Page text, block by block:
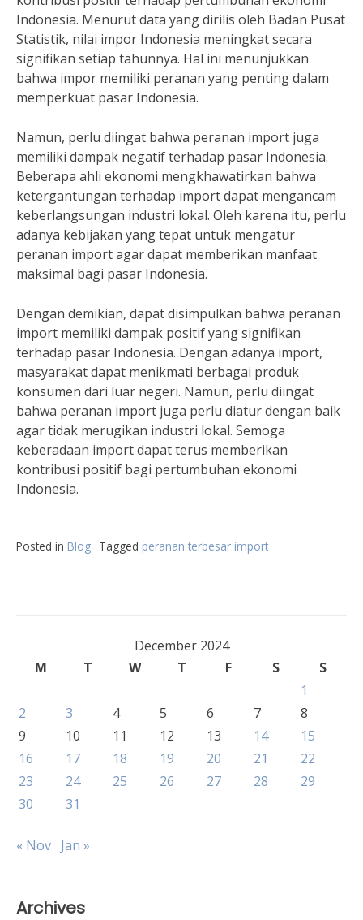
Indonesia. Menurut data yang dirilis oleh Badan Pusat
Statistik, nilai impor Indonesia meningkat secara
signifikan setiap tahunnya. Hal ini menunjukkan
bahwa impor memiliki peranan yang penting dalam
memperkuat pasar Indonesia.
Namun, perlu diingat bahwa peranan import juga
memiliki dampak negatif terhadap pasar Indonesia.
Beberapa ahli ekonomi mengkhawatirkan bahwa
ketergantungan terhadap import dapat mengancam
keberlangsungan industri lokal. Oleh karena itu, perlu
adanya kebijakan yang tepat untuk mengatur
peranan import agar dapat memberikan manfaat
maksimal bagi pasar Indonesia.
Dengan demikian, dapat disimpulkan bahwa peranan
import memiliki dampak positif yang signifikan
terhadap pasar Indonesia. Dengan adanya import,
masyarakat dapat menikmati berbagai produk
konsumen dari luar negeri. Namun, perlu diingat
bahwa peranan import juga perlu diatur dengan baik
agar tidak merugikan industri lokal. Semoga
keberadaan import dapat terus memberikan
kontribusi positif bagi pertumbuhan ekonomi
Indonesia.
Posted in Blog Tagged peranan terbesar import
December 2024
M
T W T F S
S
1
2
3 4 5 6 7
8
9
10 11 12 13 14
15
16
17 18 19 20 21
22
23
24 25 26 27 28
29
30
31
« Nov Jan »
Archives